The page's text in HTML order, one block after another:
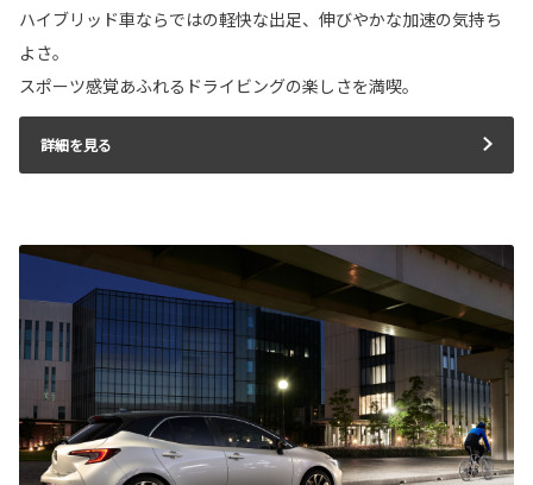
ハイブリッド車ならではの軽快な出足、伸びやかな加速の気持ち
よさ。
スポーツ感覚あふれるドライビングの楽しさを満喫。
詳細を見る